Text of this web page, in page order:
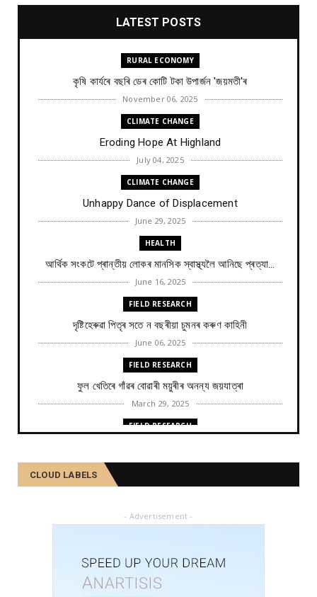
LATEST POSTS
RURAL ECONOMY
কৃষি কাৰ্যৰে বছৰি ডেৰ কোটি টকা উপার্জন 'জয়মতী'ৰ
November 06, 2025
CLIMATE CHANGE
Eroding Hope At Highland
July 04, 2025
CLIMATE CHANGE
Unhappy Dance of Displacement
June 29, 2025
HEALTH
আৰ্থিক সংকটে প্ৰান্তীয় লোকৰ মানসিক স্বাস্থ্যলৈ আনিছে প্ৰত্যা...
June 16, 2025
FIELD RESEARCH
দৃষ্টিহেৰুৱা পিতৃৰ সতে ন বছৰীয়া চুমনৰ কৰুণ কাহিনী
June 06, 2025
FIELD RESEARCH
ফুল খেতিৰে গাঁৱৰ বোৱাৰী ময়ুৰীৰ অনন্য জয়যাত্ৰা
March 29, 2025
FIELD RESEARCH
February 27, 2025
FIELD RESEARCH
February 04, 2025
একালৰ উগ্ৰপন্থী কবলিত দূৰ্গম গাঁৱৰ পৰা ৰাষ্ট্ৰীয় পৰ্যায়লৈ ময়...
December 26, 2024
CLOUD LABELS
- Advertisement -